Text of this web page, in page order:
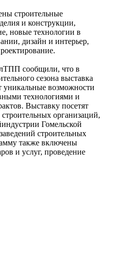
строительные
и конструкции,
новые технологии в
дизайн и интерьер,
сообщили, что в
сезона выставка
уникальные возможности
технологиями и
Выставку посетят
организаций,
Гомельской
строительных
также включены
и услуг, проведение